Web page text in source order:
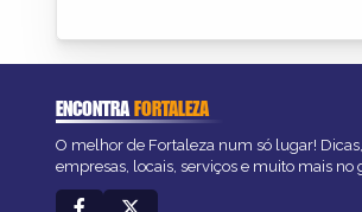
ENCONTRAFORTALEZA
O melhor de Fortaleza num só lugar!
empresas, locais, serviços e muito mais no